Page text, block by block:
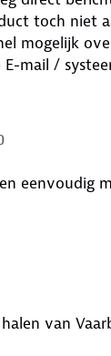
toch niet
mogelijk
mail /
bevalt.
verkeerde
eenvoudig
van